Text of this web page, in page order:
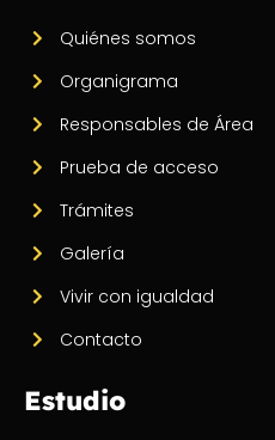
Quiénes somos
Organigrama
Responsables de Área
Prueba de acceso
Trámites
Galería
Vivir con igualdad
Contacto
Estudio